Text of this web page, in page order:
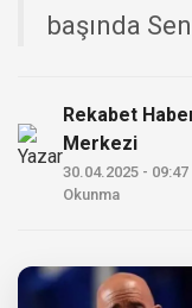
başında
Rekabet
Merkezi
30.04.2025 - 09:47
Okunma